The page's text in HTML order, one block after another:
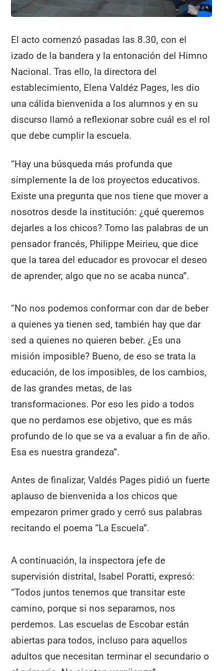
El acto comenzó pasadas las 8.30, con el
izado de la bandera y la entonación del Himno
Nacional. Tras ello, la directora del
establecimiento, Elena Valdéz Pages, les dio
una cálida bienvenida a los alumnos y en su
discurso llamó a reflexionar sobre cuál es el rol
que debe cumplir la escuela.
“Hay una búsqueda más profunda que
simplemente la de los proyectos educativos.
Existe una pregunta que nos tiene que mover a
nosotros desde la institución: ¿qué queremos
dejarles a los chicos? Tomo las palabras de un
pensador francés, Philippe Meirieu, que dice
que la tarea del educador es provocar el deseo
de aprender, algo que no se acaba nunca”.
“No nos podemos conformar con dar de beber
a quienes ya tienen sed, también hay que dar
sed a quienes no quieren beber. ¿Es una
misión imposible? Bueno, de eso se trata la
educación, de los imposibles, de los cambios,
de las grandes metas, de las
transformaciones. Por eso les pido a todos
que no perdamos ese objetivo, que es más
profundo de lo que se va a evaluar a fin de año.
Esa es nuestra grandeza”.
Antes de finalizar, Valdés Pages pidió un fuerte
aplauso de bienvenida a los chicos que
empezaron primer grado y cerró sus palabras
recitando el poema “La Escuela”.
A continuación, la inspectora jefe de
supervisión distrital, Isabel Poratti, expresó:
“Todos juntos tenemos que transitar este
camino, porque si nos separamos, nos
perdemos. Las escuelas de Escobar están
abiertas para todos, incluso para aquellos
adultos que necesitan terminar el secundario o